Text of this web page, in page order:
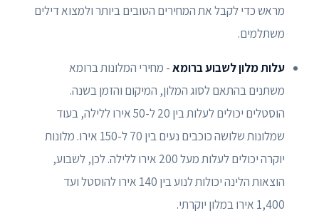
מראש כדי לקבל את המחירים הטובים ביותר ולמצוא דילים
משתלמים.
עלות מלון לשבוע ברומא- מחירי המלונות ברומא
משתנים בהתאם לסוג המלון, המיקום והזמן בשנה.
הוסטלים יכולים לעלות בין 20 ל-50 אירו ללילה, בעוד
שמלונות שלושה כוכבים נעים בין 70 ל-150 אירו. מלונות
יוקרה יכולים לעלות מעל 200 אירו ללילה. לכן, לשבוע,
הוצאות הלינה יכולות לנוע בין 140 אירו להוסטל ועד
1,400 אירו במלון יוקרתי.